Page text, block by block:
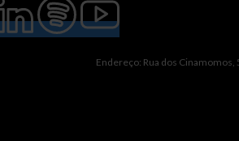
Endereço: Rua dos Cinamomos,